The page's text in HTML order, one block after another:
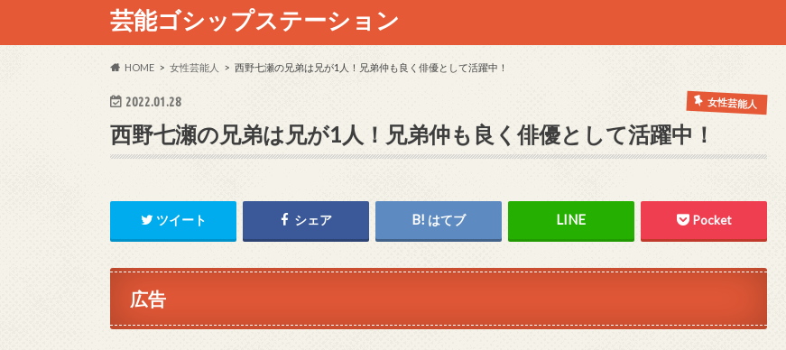
芸能ゴシップステーション
HOME 女性芸能人 西野七瀬の兄弟は兄が1人！兄弟仲も良く俳優として活躍中！
2022.01.28 女性芸能人
西野七瀬の兄弟は兄が1人！兄弟仲も良く俳優として活躍中！
ツイート シェア はてブ Pocket
広告